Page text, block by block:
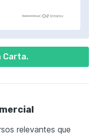
Carta.
relevantes que